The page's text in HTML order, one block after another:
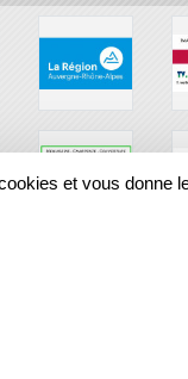
et vous donne